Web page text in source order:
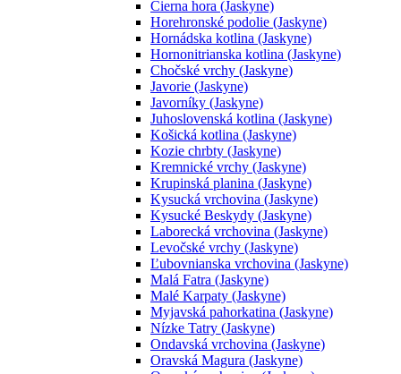
Čierna hora (Jaskyne)
Horehronské podolie (Jaskyne)
Hornádska kotlina (Jaskyne)
Hornonitrianska kotlina (Jaskyne)
Chočské vrchy (Jaskyne)
Javorie (Jaskyne)
Javorníky (Jaskyne)
Juhoslovenská kotlina (Jaskyne)
Košická kotlina (Jaskyne)
Kozie chrbty (Jaskyne)
Kremnické vrchy (Jaskyne)
Krupinská planina (Jaskyne)
Kysucká vrchovina (Jaskyne)
Kysucké Beskydy (Jaskyne)
Laborecká vrchovina (Jaskyne)
Levočské vrchy (Jaskyne)
Ľubovnianska vrchovina (Jaskyne)
Malá Fatra (Jaskyne)
Malé Karpaty (Jaskyne)
Myjavská pahorkatina (Jaskyne)
Nízke Tatry (Jaskyne)
Ondavská vrchovina (Jaskyne)
Oravská Magura (Jaskyne)